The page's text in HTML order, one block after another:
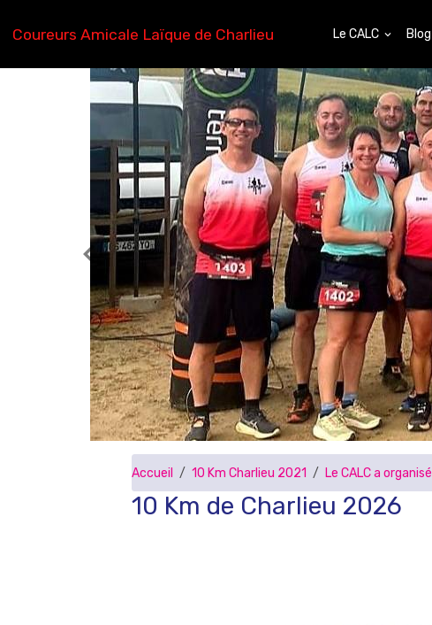
Coureurs Amicale Laïque de Charlieu Le CALC Blog
Accueil 10 Km Charlieu 2021 Le CALC a organisé
10 Km de Charlieu 2026